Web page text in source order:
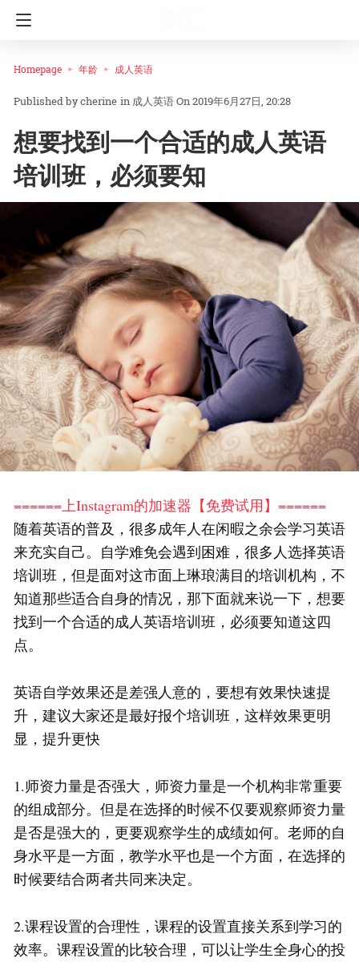
Homepage 年龄 成人英语
cherine in 成人英语On 2019年6月27日, 20:28
想要找到一个合适的成人英语
培训班，必须要知
======上Instagram的加速器【免费试用】======
随着英语的普及，很多成年人在闲暇之余会学习英语
来充实自己。自学难免会遇到困难，很多人选择英语
培训班，但是面对这市面上琳琅满目的培训机构，不
知道那些适合自身的情况，那下面就来说一下，想要
找到一个合适的成人英语培训班，必须要知道这四
点。
英语自学效果还是差强人意的，要想有效果快速提
升，建议大家还是最好报个培训班，这样效果更明
显，提升更快
1.师资力量是否强大，师资力量是一个机构非常重要
的组成部分。但是在选择的时候不仅要观察师资力量
是否是强大的，更要观察学生的成绩如何。老师的自
身水平是一方面，教学水平也是一个方面，在选择的
时候要结合两者共同来决定。
2.课程设置的合理性，课程的设置直接关系到学习的
效率。课程设置的比较合理，可以让学生全身心的投